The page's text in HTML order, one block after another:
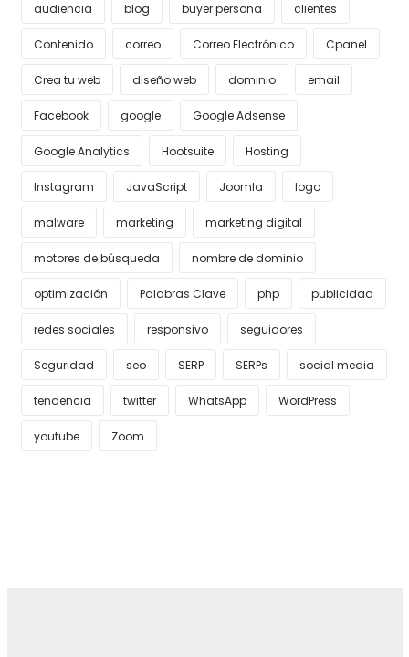
audiencia blog buyer persona clientes
Contenido correo Correo Electrónico Cpanel
Crea tu web diseño web dominio email
Facebook google Google Adsense
Google Analytics Hootsuite Hosting
Instagram JavaScript Joomla logo
malware marketing marketing digital
motores de búsqueda nombre de dominio
optimización Palabras Clave php publicidad
redes sociales responsivo seguidores
Seguridad seo SERP SERPs social media
tendencia twitter WhatsApp WordPress
youtube Zoom